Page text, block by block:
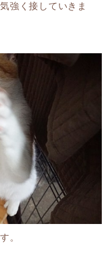
強く接していきま
。